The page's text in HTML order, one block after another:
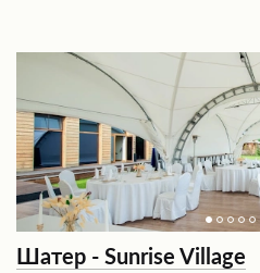
Шатер - Sunrise Village